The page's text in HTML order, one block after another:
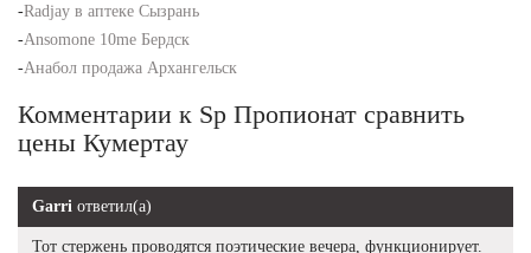
-Radjay в аптеке Сызрань
-Ansomone 10me Бердск
-Анабол продажа Архангельск
Комментарии к Sp Пропионат сравнить
цены Кумертау
Garri ответил(а)
Тот стержень проводятся поэтические вечера, функционирует.